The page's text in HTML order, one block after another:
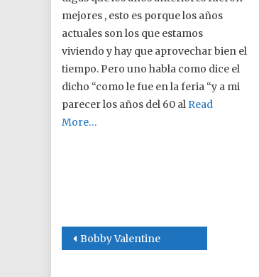
mejores , esto es porque los años
actuales son los que estamos
viviendo y hay que aprovechar bien el
tiempo. Pero uno habla como dice el
dicho “como le fue en la feria “y a mi
parecer los años del 60 al Read
More…
Post navigation
Bobby Valentine